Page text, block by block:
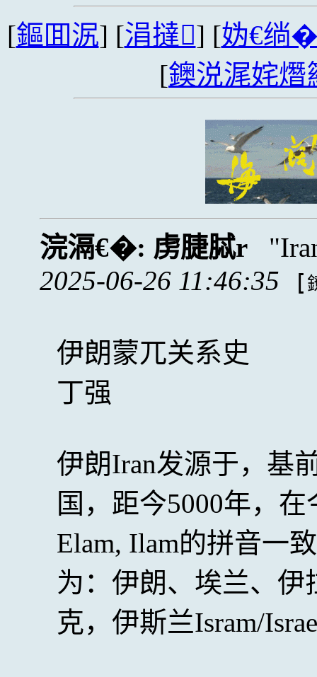
[鏂囬泦] [涓撻] [妫€绱
[鐭涚浘姹熸
浣滆€�: 虏脻脦r
2025-06-26 11:46:35
[
伊朗蒙兀关系史
丁强
伊朗Iran发源于，基
国，距今5000年，
Elam, Ilam的拼音一
为：伊朗、埃兰、伊
克，伊斯兰Isram/